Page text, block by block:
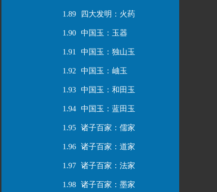
1.89 四大发明：火药
1.90 中国玉：玉器
1.91 中国玉：独山玉
1.92 中国玉：岫玉
1.93 中国玉：和田玉
1.94 中国玉：蓝田玉
1.95 诸子百家：儒家
1.96 诸子百家：道家
1.97 诸子百家：法家
1.98 诸子百家：墨家